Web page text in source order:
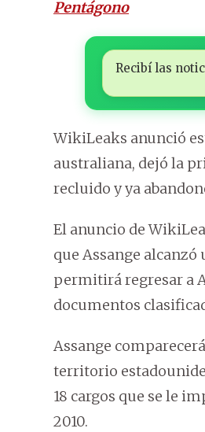
Pentágono
Recibí las
WikiLeaks anunció
australiana, dejó la
recluido y ya
El anuncio de
que Assange
permitirá regresar a
documentos
Assange
territorio
18 cargos que se le
2010.